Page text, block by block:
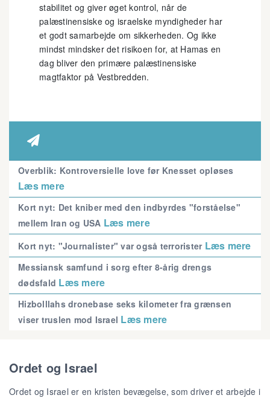
stabilitet og giver øget kontrol, når de
palæstinensiske og israelske myndigheder har
et godt samarbejde om sikkerheden. Og ikke
mindst mindsker det risikoen for, at Hamas en
dag bliver den primære palæstinensiske
magtfaktor på Vestbredden.

Overblik: Kontroversielle love før Knesset opløses
Læs mere
Kort nyt: Det kniber med den indbyrdes "forståelse"
mellem Iran og USA Læs mere
Kort nyt: "Journalister" var også terrorister Læs mere
Messiansk samfund i sorg efter 8-årig drengs
dødsfald Læs mere
Hizbolllahs dronebase seks kilometer fra grænsen
viser truslen mod Israel Læs mere
Ordet og Israel
Ordet og Israel er en kristen bevægelse, som driver et arbejde i